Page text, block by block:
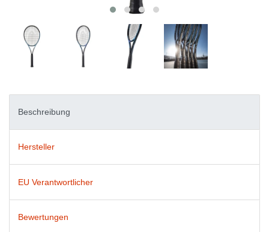
Beschreibung
Hersteller
EU Verantwortlicher
Bewertungen